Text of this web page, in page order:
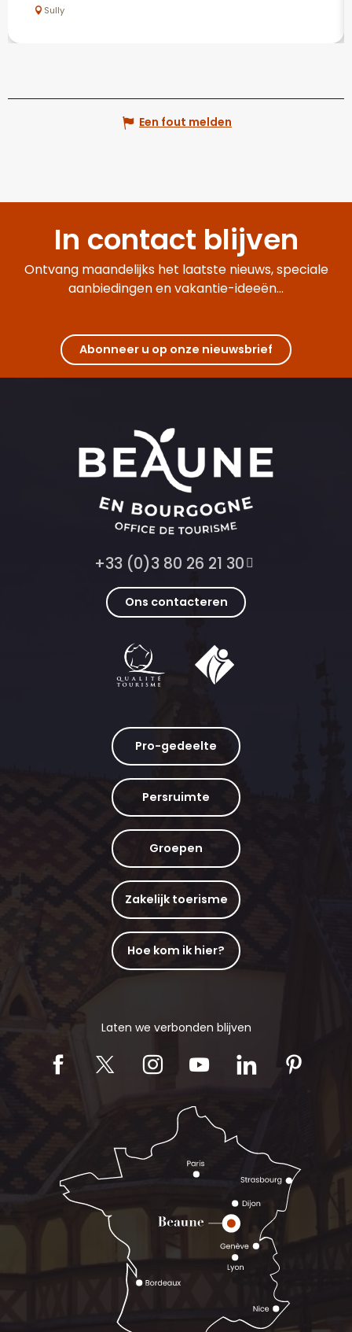
Sully
Een fout melden
In contact blijven
Ontvang maandelijks het laatste nieuws, speciale
aanbiedingen en vakantie-ideeën...
Abonneer u op onze nieuwsbrief
+33 (0)3 80 26 21 30
Ons contacteren
Pro-gedeelte
Persruimte
Groepen
Zakelijk toerisme
Hoe kom ik hier?
Laten we verbonden blijven